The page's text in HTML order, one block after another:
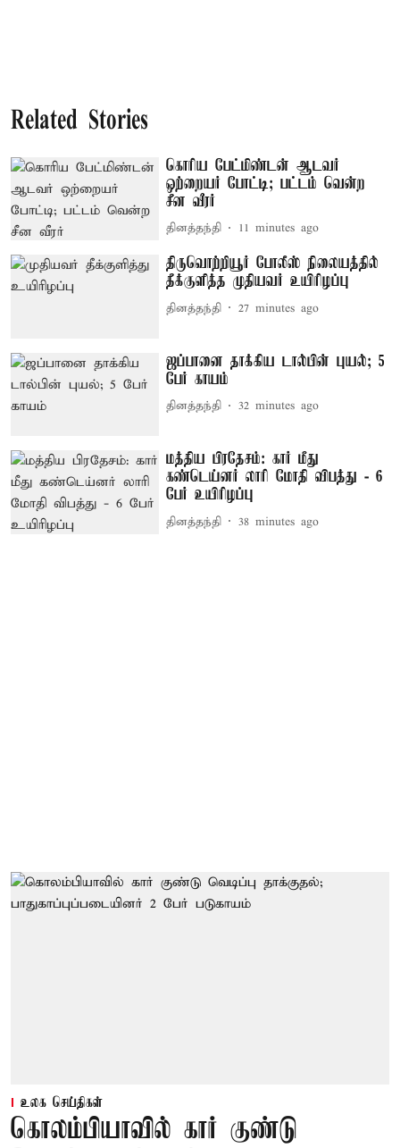
Related Stories
கொரிய பேட்மிண்டன் ஆடவர்
ஒற்றையர் போட்டி; பட்டம் வென்ற
சீன வீரர்
தினத்தந்தி 11 minutes ago
திருவொற்றியூர் போலீஸ் நிலையத்தில்
தீக்குளித்த முதியவர் உயிரிழப்பு
தினத்தந்தி 27 minutes ago
ஜப்பானை தாக்கிய டால்பின் புயல்; 5
பேர் காயம்
தினத்தந்தி 32 minutes ago
மத்திய பிரதேசம்: கார் மீது
கண்டெய்னர் லாரி மோதி விபத்து - 6
பேர் உயிரிழப்பு
தினத்தந்தி 38 minutes ago
உலக செய்திகள்
கொலம்பியாவில் கார் குண்டு